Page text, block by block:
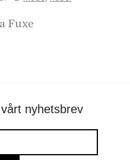
Fuxe
nyhetsbrev